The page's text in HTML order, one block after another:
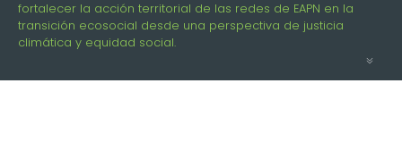
fortalecer la acción territorial de las redes de EAPN en la
transición ecosocial desde una perspectiva de justicia
climática y equidad social.